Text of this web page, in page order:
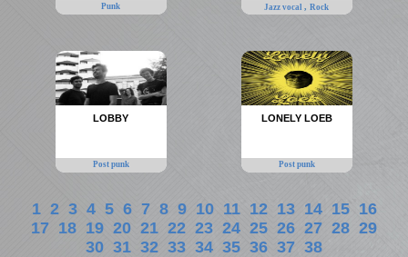
Punk Jazz vocal,Rock
LOBBY
Post punk
LONELY LOEB
Post punk
1 2 3 4 5 6 7 8 9 10 11 12 13 14 15 16
17 18 19 20 21 22 23 24 25 26 27 28 29
30 31 32 33 34 35 36 37 38